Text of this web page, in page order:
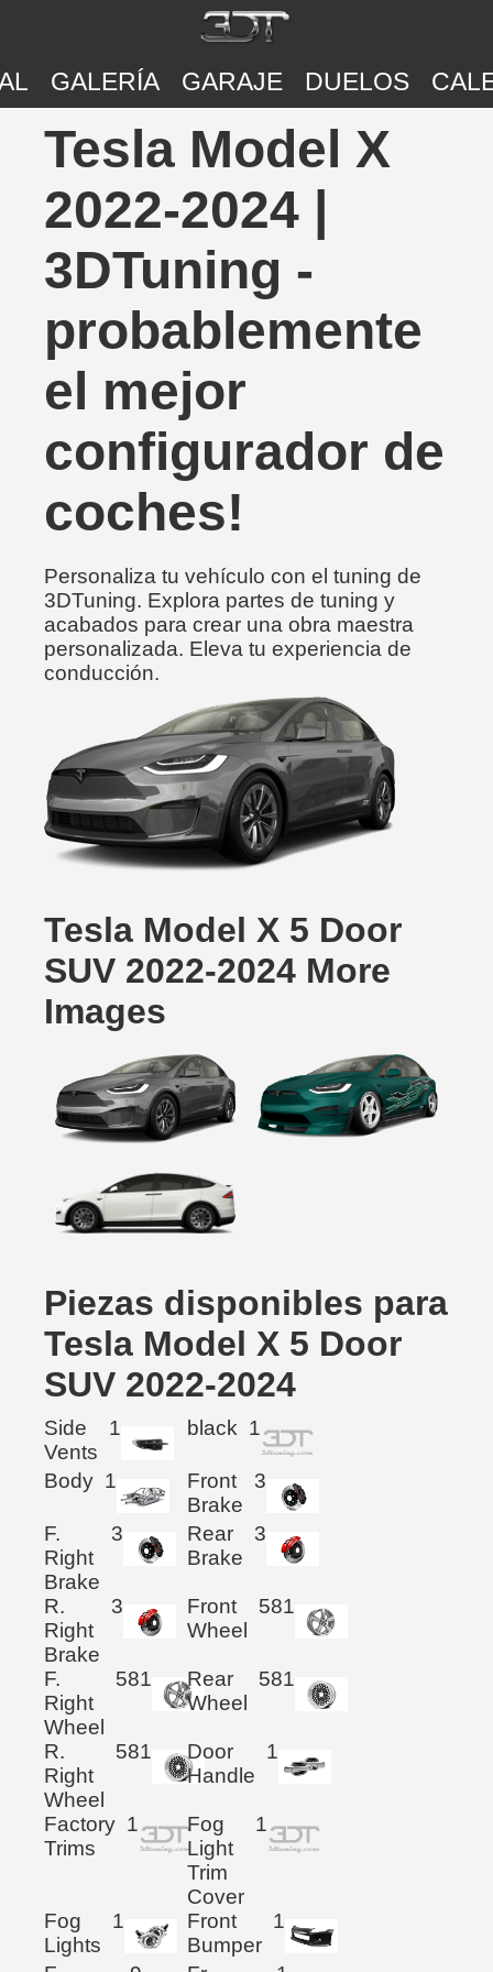
GALERÍA GARAJE DUELOS
Tesla Model X
2022-2024 |
3DTuning -
probablemente
el mejor
configurador de
coches!
Personaliza tu vehículo con el tuning de
3DTuning. Explora partes de tuning y
acabados para crear una obra maestra
personalizada. Eleva tu experiencia de
conducción.
Tesla Model X 5 Door
SUV 2022-2024 More
Images
Piezas disponibles para
Tesla Model X 5 Door
SUV 2022-2024
Side
Vents
1 black 1
Body 1
Front
Brake
3
F.
Right
Brake
3
Rear
Brake
3
R.
Right
Brake
3
Front
Wheel
581
F.
Right
Wheel
581
Rear
Wheel
581
R.
Right
Wheel
581
Door
Handle
1
Factory
Trims
1
Fog
Light
Trim
Cover
1
Fog
Lights
1
Front
Bumper
1